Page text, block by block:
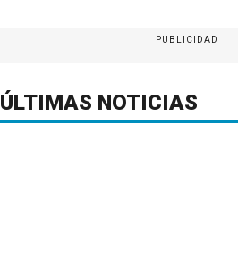
PUBLICIDAD
ÚLTIMAS NOTICIAS